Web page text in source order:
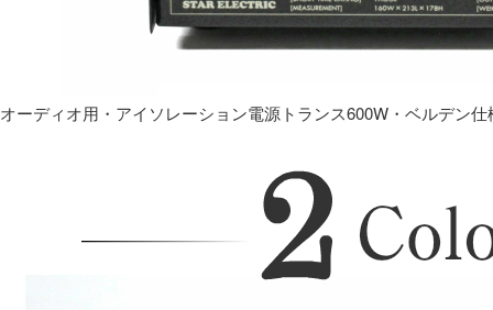
オーディオ用・アイソレーション電源トランス600W・ベルデン仕